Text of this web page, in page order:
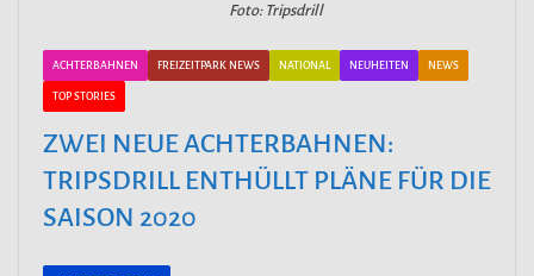
Foto: Tripsdrill
ACHTERBAHNEN FREIZEITPARK NEWS NATIONAL NEUHEITEN NEWS
TOP STORIES
ZWEI NEUE ACHTERBAHNEN:
TRIPSDRILL ENTHÜLLT PLÄNE FÜR DIE
SAISON 2020